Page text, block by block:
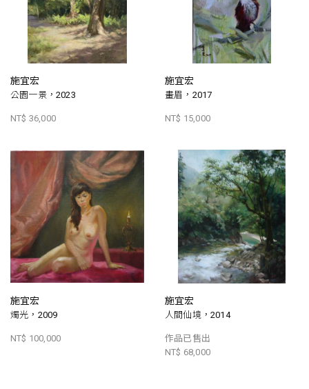
施宜宏
公園一景，2023
NT$ 36,000
施宜宏
畫眉，2017
NT$ 15,000
施宜宏
燭光，2009
NT$ 100,000
施宜宏
人間仙境，2014
作品已售出
NT$ 68,000